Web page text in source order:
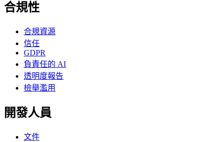
合規性
合規資源
信任
GDPR
負責任的 AI
透明度報告
檢舉濫用
開發人員
文件